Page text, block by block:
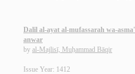
Dalil al-ayat al-mufassarah wa-
anwar
by al-Majlisī, Muḥammad Bāqir
Issue Year: 1412